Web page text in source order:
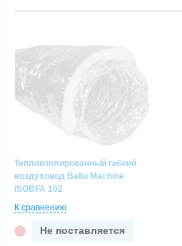
Теплоизолированный гибкий
воздуховод Ballu Machine
ISOBFA 102
К сравнению
Не поставляется